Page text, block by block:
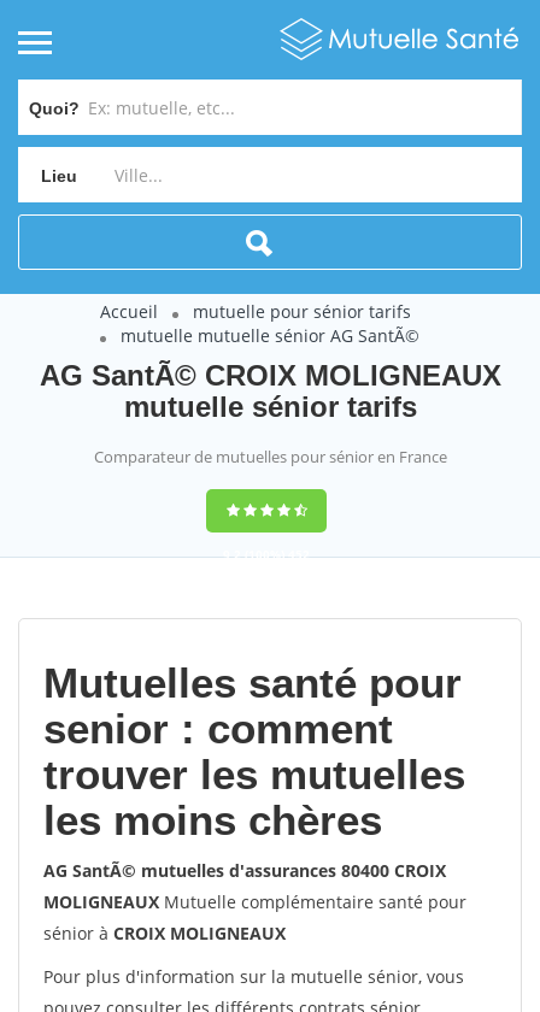
Quoi?
Lieu
Accueil
mutuelle pour sénior tarifs
mutuelle mutuelle sénior AG SantÃ©
AG SantÃ© CROIX MOLIGNEAUX
mutuelle sénior tarifs
Comparateur de mutuelles pour sénior en France
9,2(100%)452
Mutuelles santé pour
senior : comment
trouver les mutuelles
les moins chères
AG SantÃ© mutuelles d'assurances 80400 CROIX
MOLIGNEAUX Mutuelle complémentaire santé pour
sénior à CROIX MOLIGNEAUX
Pour plus d'information sur la mutuelle sénior, vous